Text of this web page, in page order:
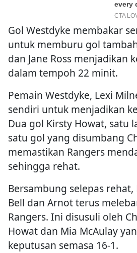
Gol Westdyke membakar
untuk memburu gol
dan Jane Ross menjadikan
dalam tempoh 22 minit.
Pemain Westdyke, Lexi
sendiri untuk menjadikan
Dua gol Kirsty Howat, satu
satu gol yang disumbang
memastikan Rangers
sehingga rehat.
Bersambung selepas
Bell dan Arnot terus
Rangers. Ini disusuli oleh
Howat dan Mia McAulay
keputusan semasa 16-1.